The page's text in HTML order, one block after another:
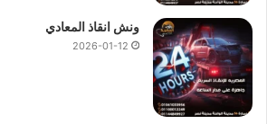
ونش انقاذ المعادي
2026-01-12